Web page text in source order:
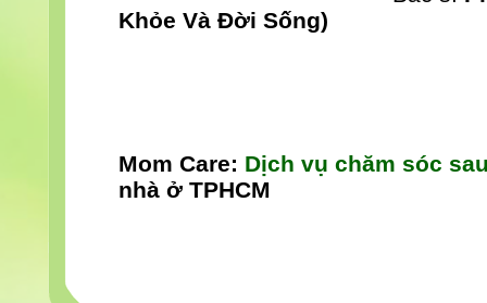
Khỏe Và Đời Sống)
Mom Care: Dịch vụ chăm sóc
nhà ở TPHCM